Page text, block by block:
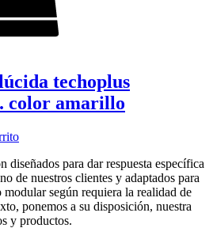
techoplus
color amarillo
diseñados para dar respuesta específica
de nuestros clientes y adaptados para
según requiera la realidad de
ponemos a su disposición, nuestra
y productos.